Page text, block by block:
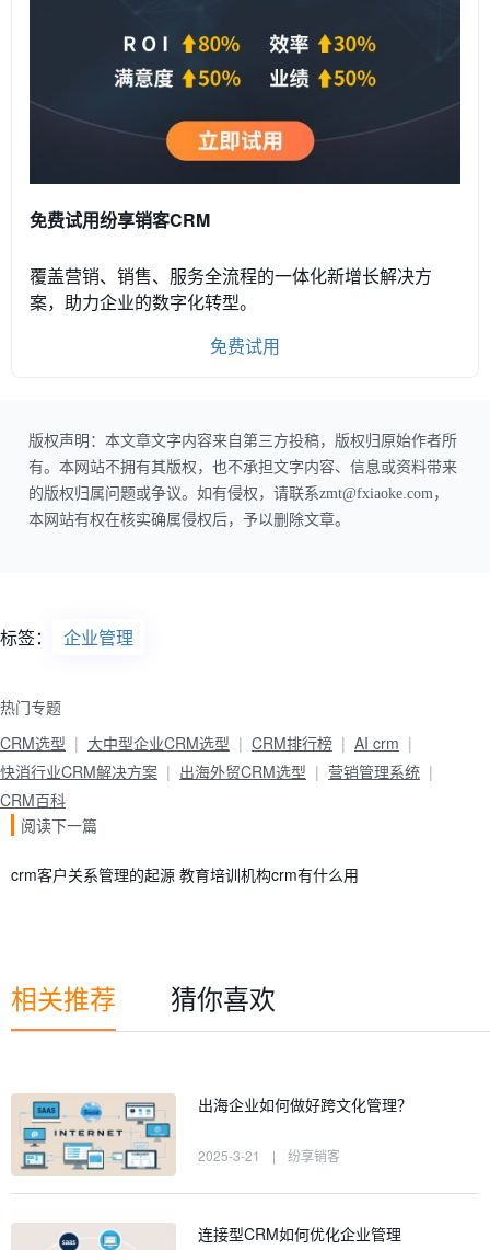
免费试用纷享销客CRM
覆盖营销、销售、服务全流程的一体化新增长解决方
案，助力企业的数字化转型。
免费试用
版权声明：本文章文字内容来自第三方投稿，版权归原始作者所
有。本网站不拥有其版权，也不承担文字内容、信息或资料带来
的版权归属问题或争议。如有侵权，请联系zmt@fxiaoke.com，
本网站有权在核实确属侵权后，予以删除文章。
标签： 企业管理
热门专题
CRM选型
大中型企业CRM选型 CRM排行榜
AI crm
快消行业CRM解决方案
出海外贸CRM选型
营销管理系统
CRM百科
阅读下一篇
crm客户关系管理的起源 教育培训机构crm有什么用
相关推荐 猜你喜欢
出海企业如何做好跨文化管理？
2025-3-21 | 纷享销客
连接型CRM如何优化企业管理